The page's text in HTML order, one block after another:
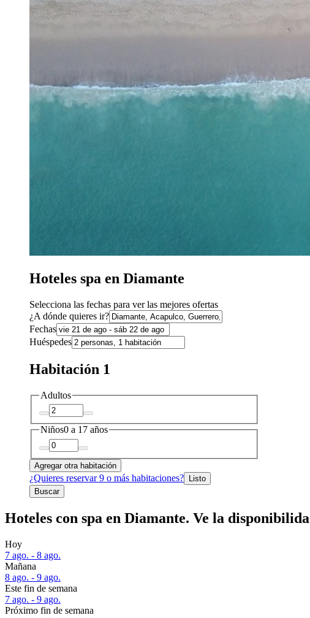
Hoteles spa en Diamante
Selecciona las fechas para ver las mejores ofertas
¿A dónde quieres ir?
Fechas
Huéspedes
Habitación 1
Adultos
Niños0 a 17 años
Agregar otra habitación
¿Quieres reservar 9 o más habitaciones? Listo
Buscar
Hoteles con spa en Diamante. Ve la
Hoy
7 ago. - 8 ago.
Mañana
8 ago. - 9 ago.
Este fin de semana
7 ago. - 9 ago.
Próximo fin de semana